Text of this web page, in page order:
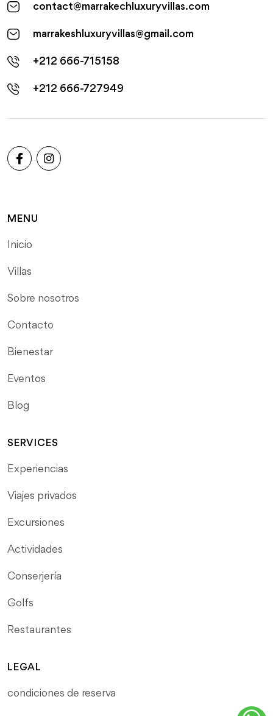
contact@marrakechluxuryvillas.com
marrakeshluxuryvillas@gmail.com
+212 666-715158
+212 666-727949
MENU
Inicio
Villas
Sobre nosotros
Contacto
Bienestar
Eventos
Blog
SERVICES
Experiencias
Viajes privados
Excursiones
Actividades
Conserjería
Golfs
Restaurantes
LEGAL
condiciones de reserva